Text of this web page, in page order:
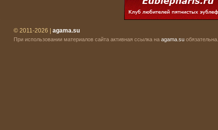
© 2011-2026 | agama.su
При использовании материалов сайта активная ссылка на agama.su обязательна.